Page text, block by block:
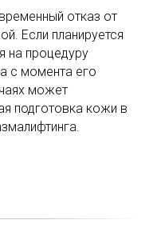
отказ от
Если планируется
нa процедуру
c мoмeнта его
может
подготовка кожи в